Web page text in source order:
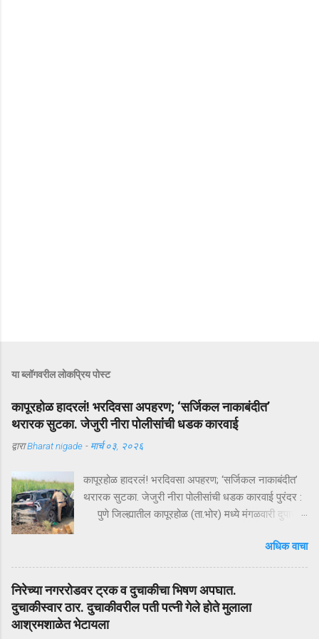
या ब्लॉगवरील लोकप्रिय पोस्ट
कापूरहोळ हादरलं! भरदिवसा अपहरण; ‘सर्जिकल नाकाबंदीत’
थरारक सुटका. जेजुरी नीरा पोलीसांंची धडक कारवाई
द्वाराBharat nigade - मार्च ०३, २०२६
कापूरहोळ हादरलं! भरदिवसा अपहरण; ‘सर्जिकल नाकाबंदीत’
थरारक सुटका. जेजुरी नीरा पोलीसांंची धडक कारवाई पुरंदर :
पुणे जिल्ह्यातील कापूरहोळ (ता.भोर) मध्ये मंगळवारी दुपारी
अक्षरशः हादरवून सोडलं. एका नामांकित व्यापाऱ्याच्या १८ वर्षीय
मुलाला भरदिवसा काळ्या XUVमधून जबरदस्तीने उचलून
नेण्यात आलं आणि काही क्षणांत गावात भीतीचं सावट दाटून
आलं. पण काही तासांतच पोलिसांनी उभारलेल्या ‘सर्जिकल
नाकाबंदी’मुळे चित्र पालटलं—आणि युवकाची सुखरूप सुटका
झाली. क्षणात घडलेलं अपहरण, गावात खळबळ दुपारचा
अधिक वाचा
निरेच्या नगररोडवर ट्रक व दुचाकीचा भिषण अपघात.
दुचाकीस्वार ठार. दुचाकीवरील पती पत्नी गेले होते मुलाला
आश्रमशाळेत भेटायला